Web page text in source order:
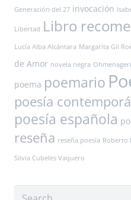
Generación del 27 invocación
Libertad Libro
Lucía Alba Alcántara Margarita Gil
de Amor novela negra
poema poemario
poesía
poesía española
reseña reseña poesía Roberto
Silvia Cubeles Vaquero
Search